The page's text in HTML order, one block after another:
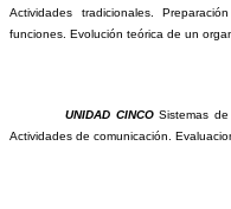
Actividades tradicionales.
funciones. Evolución teórica de un
UNIDAD CINCOSistemas
Actividades de comunicación.